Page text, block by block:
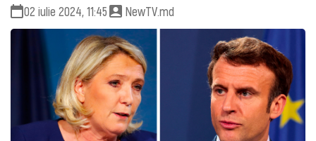
02 iulie 2024, 11:45 NewTV.md